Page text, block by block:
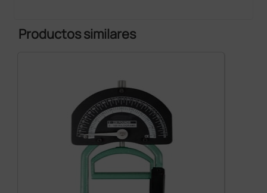
Productos similares